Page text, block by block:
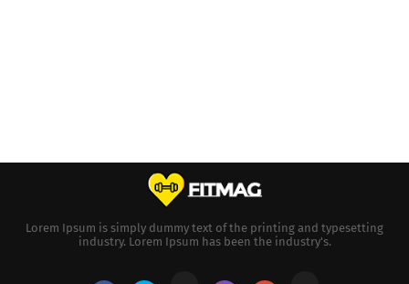
Lorem Ipsum is simply dummy text of the printing and typesetting
industry. Lorem Ipsum has been the industry's.